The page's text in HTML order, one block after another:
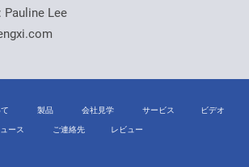
Pauline Lee
製品 会社見学 サービス ビデオ
ース ご連絡先 レビュー